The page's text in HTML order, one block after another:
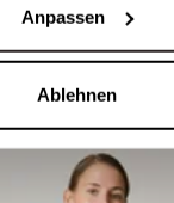
Anpassen
Ablehnen
GLAM
DIRNDL TRENDS